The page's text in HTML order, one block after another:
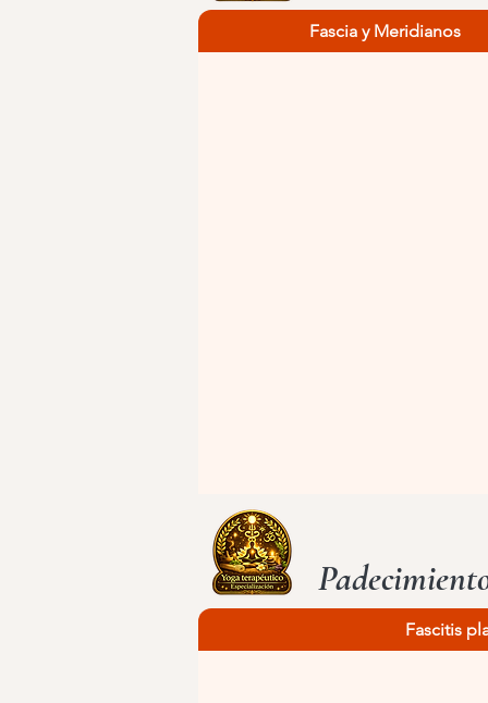
Fascia y Meridianos
Fascitis